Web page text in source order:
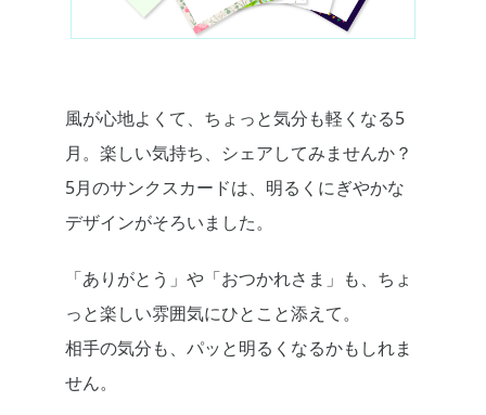
風が心地よくて、ちょっと気分も軽くなる5
月。楽しい気持ち、シェアしてみませんか？
5月のサンクスカードは、明るくにぎやかな
デザインがそろいました。
「ありがとう」や「おつかれさま」も、ちょ
っと楽しい雰囲気にひとこと添えて。
相手の気分も、パッと明るくなるかもしれま
せん。